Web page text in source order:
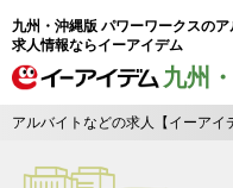
九州・沖縄版 パワーワークスの
求人情報ならイーアイデム
九州
アルバイトなどの求人【イーアイ